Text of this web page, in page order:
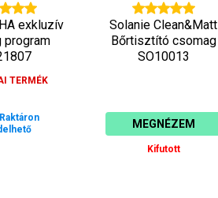
exkluzív
program
TERMÉK
Solanie Clean&Matt
Bőrtisztító csomag
SO10013
MEGNÉZEM
Kifutott